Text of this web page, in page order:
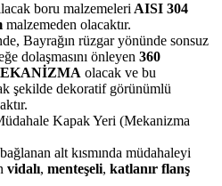
boru malzemeleri AISI 304
malzemeden olacaktır.
Bayrağın rüzgar yönünde sonsuz
dolaşmasını önleyen 360
olacak ve bu
şekilde dekoratif görünümlü
Kapak Yeri (Mekanizma
alt kısmında müdahaleyi
vidalı, menteşeli, katlanır flanş